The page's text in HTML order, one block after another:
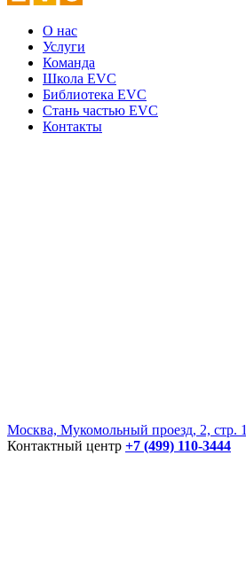
О нас
Услуги
Команда
Школа EVC
Библиотека EVC
Стань частью EVC
Контакты
Москва, Мукомольный проезд, 2, стр. 1
Контактный центр +7 (499) 110-3444